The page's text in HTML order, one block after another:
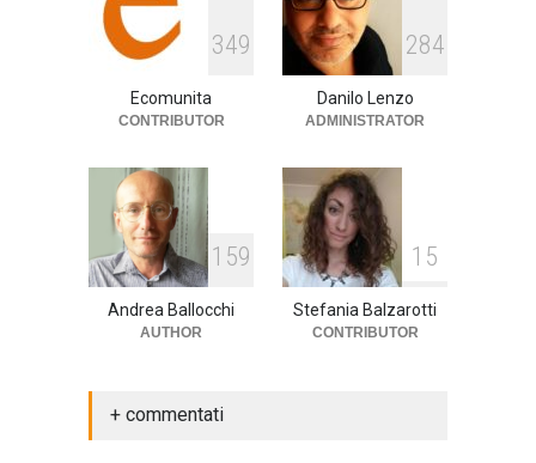
E tu hai paura del buio?
cultura società 1 Aprile 2024
349
Ecomunita
CONTRIBUTOR
284
Danilo Lenzo
ADMINISTRATOR
1 59
Andrea Ballocchi
AUTHOR
1 5
Stefania Balzarotti
CONTRIBUTOR
+ commentati